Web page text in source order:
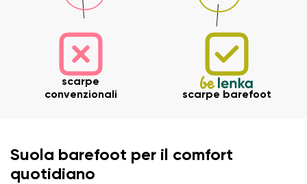
scarpe
convenzionali
scarpe barefoot
Suola barefoot per il comfort
quotidiano